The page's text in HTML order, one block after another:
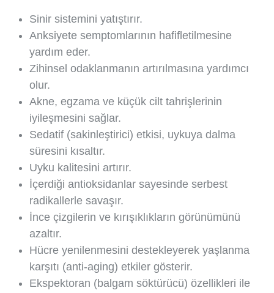
Sinir sistemini yatıştırır.
Anksiyete semptomlarının hafifletilmesine
yardım eder.
Zihinsel odaklanmanın artırılmasına yardımcı
olur.
Akne, egzama ve küçük cilt tahrişlerinin
iyileşmesini sağlar.
Sedatif (sakinleştirici) etkisi, uykuya dalma
süresini kısaltır.
Uyku kalitesini artırır.
İçerdiği antioksidanlar sayesinde serbest
radikallerle savaşır.
İnce çizgilerin ve kırışıklıkların görünümünü
azaltır.
Hücre yenilenmesini destekleyerek yaşlanma
karşıtı (anti-aging) etkiler gösterir.
Ekspektoran (balgam söktürücü) özellikleri ile